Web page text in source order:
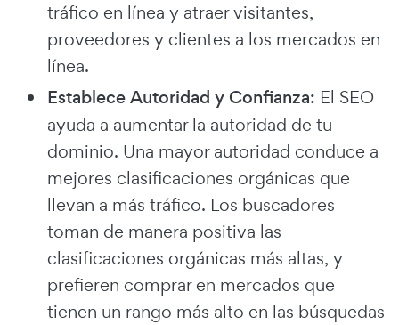
tráfico en línea y atraer visitantes,
proveedores y clientes a los mercados en
línea.
Establece Autoridad y Confianza: El SEO
ayuda a aumentar la autoridad de tu
dominio. Una mayor autoridad conduce a
mejores clasificaciones orgánicas que
llevan a más tráfico. Los buscadores
toman de manera positiva las
clasificaciones orgánicas más altas, y
prefieren comprar en mercados que
tienen un rango más alto en las búsquedas